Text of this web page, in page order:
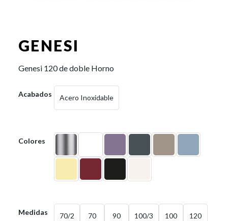
GENESI
Genesi 120 de doble Horno
Acabados Acero Inoxidable
Colores
Medidas 70/2 70 90 100/3 100 120